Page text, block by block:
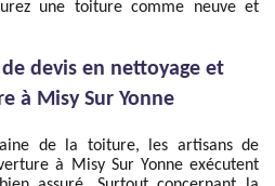
une toiture comme neuve et
devis en nettoyage et
à Misy Sur Yonne
de la toiture, les artisans de
à Misy Sur Yonne exécutent